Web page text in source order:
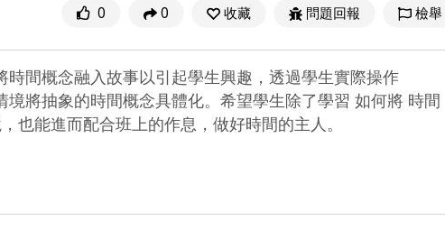
0 0 收藏 問題回報 檢舉
時間概念融入故事以引起學生興趣，透過學生實際操作
境將抽象的時間概念具體化。希望學生除了學習 如何將 時間
也能進而配合班上的作息，做好時間的主人。